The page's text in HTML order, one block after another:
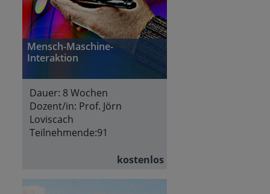
Mensch-Maschine-
Interaktion
Dauer: 8 Wochen
Dozent/in: Prof. Jörn
Loviscach
Teilnehmende:91
kostenlos